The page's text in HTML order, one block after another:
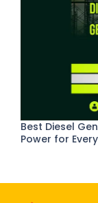
Best Diesel
Power for